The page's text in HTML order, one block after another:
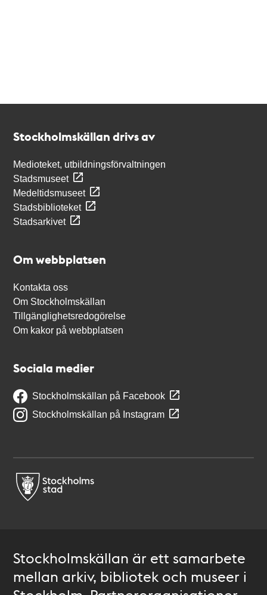
Stockholmskällan drivs av
Medioteket, utbildningsförvaltningen
Stadsmuseet
Medeltidsmuseet
Stadsbiblioteket
Stadsarkivet
Om webbplatsen
Kontakta oss
Om Stockholmskällan
Tillgänglighetsredogörelse
Om kakor på webbplatsen
Sociala medier
Stockholmskällan på Facebook
Stockholmskällan på Instagram
Stockholmskällan är ett samarbete
mellan arkiv, bibliotek och museer i